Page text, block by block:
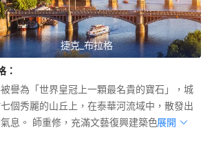
捷克_布拉格
：
譽為「世界皇冠上一顆最名貴的寶石」，城
個秀麗的山丘上，在泰華河流域中，散發出
息。 師重修，充滿文藝復興建築色彩。
展開